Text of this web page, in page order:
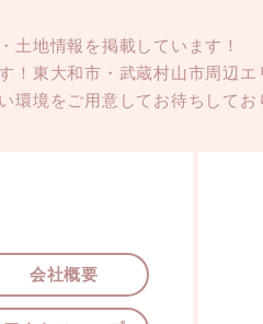
土地情報を掲載しています！
！東大和市・武蔵村山市周辺
環境をご用意してお待ちしてお
会社概要